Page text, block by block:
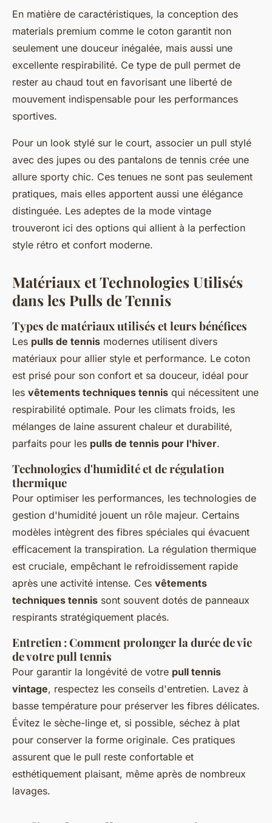
En matière de caractéristiques, la conception des
materials premium comme le coton garantit non
seulement une douceur inégalée, mais aussi une
excellente respirabilité. Ce type de pull permet de
rester au chaud tout en favorisant une liberté de
mouvement indispensable pour les performances
sportives.
Pour un look stylé sur le court, associer un pull stylé
avec des jupes ou des pantalons de tennis crée une
allure sporty chic. Ces tenues ne sont pas seulement
pratiques, mais elles apportent aussi une élégance
distinguée. Les adeptes de la mode vintage
trouveront ici des options qui allient à la perfection
style rétro et confort moderne.
Matériaux et Technologies Utilisés
dans les Pulls de Tennis
Types de matériaux utilisés et leurs bénéfices
Les pulls de tennis modernes utilisent divers
matériaux pour allier style et performance. Le coton
est prisé pour son confort et sa douceur, idéal pour
les vêtements techniques tennis qui nécessitent une
respirabilité optimale. Pour les climats froids, les
mélanges de laine assurent chaleur et durabilité,
parfaits pour les pulls de tennis pour l'hiver.
Technologies d'humidité et de régulation
thermique
Pour optimiser les performances, les technologies de
gestion d'humidité jouent un rôle majeur. Certains
modèles intègrent des fibres spéciales qui évacuent
efficacement la transpiration. La régulation thermique
est cruciale, empêchant le refroidissement rapide
après une activité intense. Ces vêtements
techniques tennis sont souvent dotés de panneaux
respirants stratégiquement placés.
Entretien : Comment prolonger la durée de vie
de votre pull tennis
Pour garantir la longévité de votre pull tennis
vintage, respectez les conseils d'entretien. Lavez à
basse température pour préserver les fibres délicates.
Évitez le sèche-linge et, si possible, séchez à plat
pour conserver la forme originale. Ces pratiques
assurent que le pull reste confortable et
esthétiquement plaisant, même après de nombreux
lavages.